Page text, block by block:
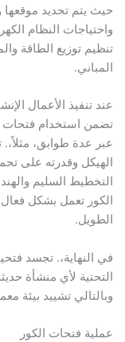
تحديد موقعها
النظام
توزيع الطاقة والمياه
الأعمال
استخدام فتحات الكور
طوابق، مثلاً،. تحتاج
وقدرته على تحمل
السليم والهندسة
تعمل بشكل فعال ولا
تجسد فتحيات
لأي منشأة حديثة،.
تشييد بيئة معمارية
فتحات الكور